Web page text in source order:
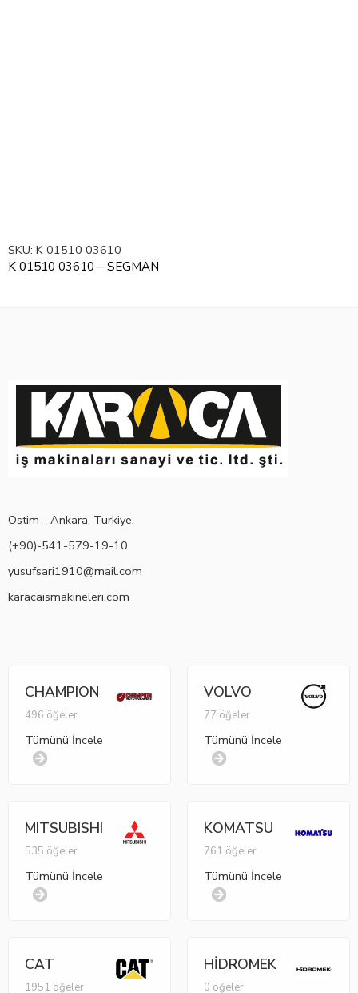
SKU: K 01510 03610
K 01510 03610 – SEGMAN
Ostim - Ankara, Turkiye.
(+90)-541-579-19-10
yusufsari1910@mail.com
karacaismakineleri.com
CHAMPION
496 öğeler
Tümünü İncele
VOLVO
77 öğeler
Tümünü İncele
MITSUBISHI
535 öğeler
Tümünü İncele
KOMATSU
761 öğeler
Tümünü İncele
CAT
1951 öğeler
HİDROMEK
0 öğeler